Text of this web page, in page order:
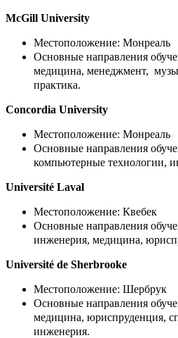
McGill University
Местоположение: Монреаль
Основные направления
медицина, менеджмент,
практика.
Concordia University
Местоположение: Монреаль
Основные направления
компьютерные технологии,
Université Laval
Местоположение: Квебек
Основные направления
инженерия, медицина,
Université de Sherbrooke
Местоположение: Шербрук
Основные направления
медицина, юриспруденция,
инженерия.